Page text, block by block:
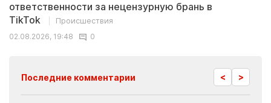
ответственности за нецензурную брань в
TikTok
Происшествия
02.08.2026, 19:48
0
Последние комментарии < >